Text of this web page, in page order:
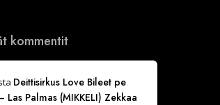
kommentit
Deittisirkus Love Bileet pe
Palmas (MIKKELI) Zekkaa